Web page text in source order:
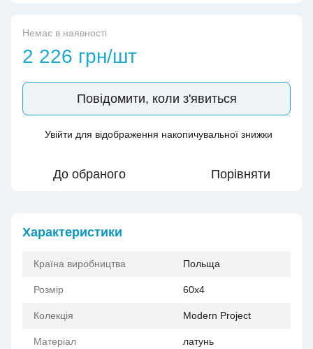
Немає в наявності
2 226 грн/шт
Повідомити, коли з'явиться
Увійти для відображення накопичувальної знижки
До обраного Порівняти
Характеристики
Країна виробництва Польща
Розмір 60x4
Колекція Modern Project
Матеріал латунь